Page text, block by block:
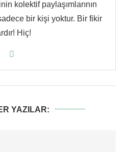
kolektif paylaşımlarının
bir kişi yoktur. Bir fikir
Hiç!
YAZILAR: